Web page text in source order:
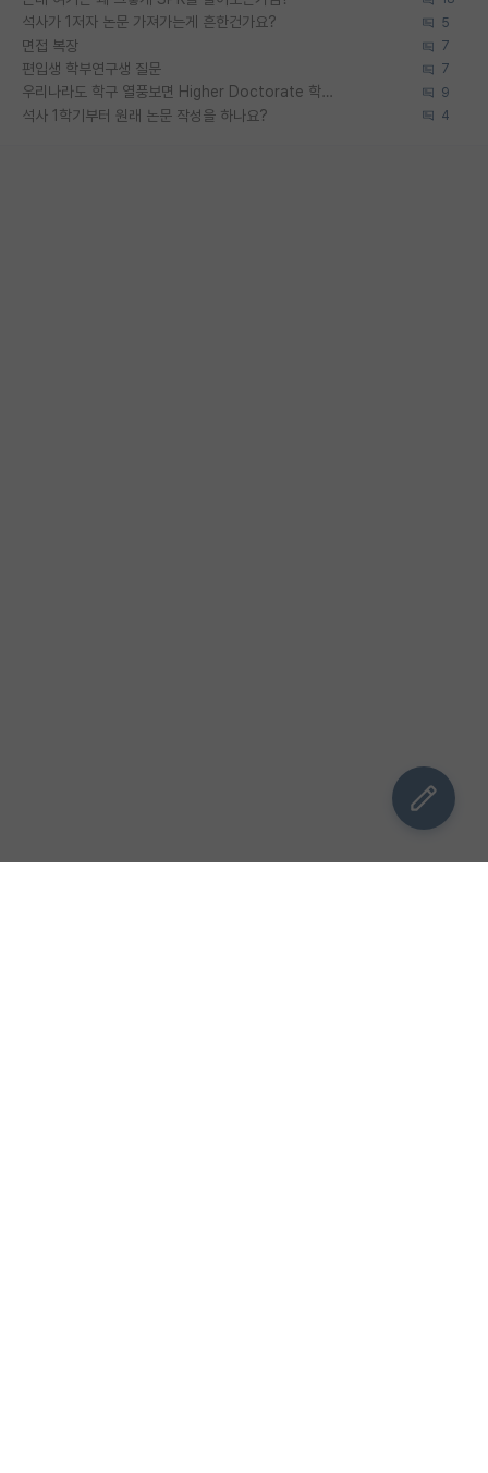
석사가 1저자 논문 가져가는게 흔한건가요? 5
면접 복장 7
편입생 학부연구생 질문 7
우리나라도 학구 열풍보면 Higher Doctorate 학위가 필요하다고 봅니다. 9
석사 1학기부터 원래 논문 작성을 하나요? 4